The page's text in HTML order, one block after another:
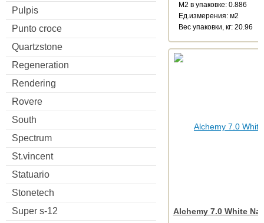
Pulpis
Punto croce
Quartzstone
Regeneration
Rendering
Rovere
South
Spectrum
St.vincent
Statuario
Stonetech
Super s-12
М2 в упаковке: 0.886
Ед.измерения: м2
Веc упаковки, кг: 20.96
Alchemy 7.0 White